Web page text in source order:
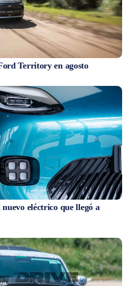
Territory en agosto
eléctrico que llegó a